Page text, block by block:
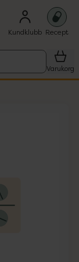
Kundklubb Recept
Varukorg